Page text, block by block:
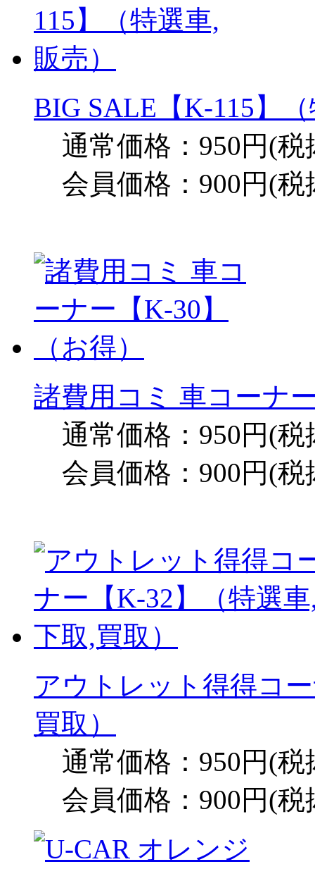
BIG SALE【K-115】
通常価格：950円(税
会員価格：900円(税
諸費用コミ 車コーナ
通常価格：950円(税
会員価格：900円(税
アウトレット得得コ
買取）
通常価格：950円(税
会員価格：900円(税